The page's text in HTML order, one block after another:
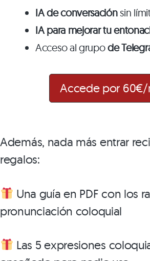
IA de conversaciónsin
IA para mejorar tu
Acceso al grupode
Accede por 60€/
Además, nada más entrar
regalos:
Una guía en PDF con los
pronunciación coloquial
Las 5 expresiones